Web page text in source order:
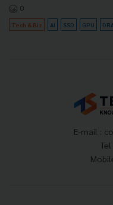
0
Tech & Biz AI SSD GPU
E-mail :